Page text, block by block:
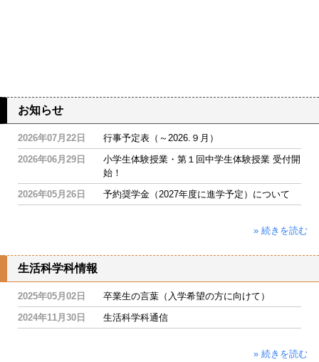
お知らせ
2026年07月22日
行事予定表（～2026.９月）
2026年06月29日
小学生体験授業・第１回中学生体験授業 受付開
始！
2026年05月26日
予約奨学金（2027年度に進学予定）について
» 続きを読む
生活科学科情報
2025年05月02日
卒業生の言葉（入学希望の方に向けて）
2024年11月30日
生活科学科通信
» 続きを読む